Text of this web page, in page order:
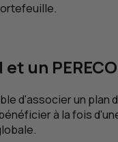
et un
d'associer un
à la fois